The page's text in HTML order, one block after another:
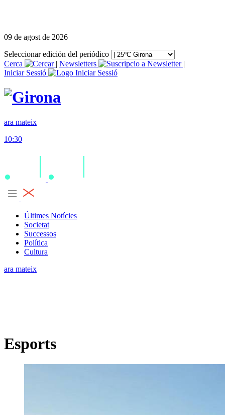
09 de agost de 2026
Seleccionar edición del periódico
Cerca
| Newsletters
|
Iniciar Sessió
ara mateix
10:30
Últimes Notícies
Societat
Successos
Política
Cultura
ara mateix
Esports